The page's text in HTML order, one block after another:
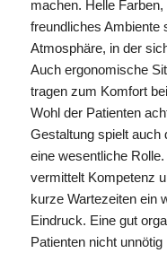
machen. Helle
freundliches Ambiente
Atmosphäre, in der
Auch ergonomische
tragen zum Komfort
Wohl der Patienten
Gestaltung spielt auch
eine wesentliche
vermittelt Kompetenz
kurze Wartezeiten ein
Eindruck. Eine gut
Patienten nicht